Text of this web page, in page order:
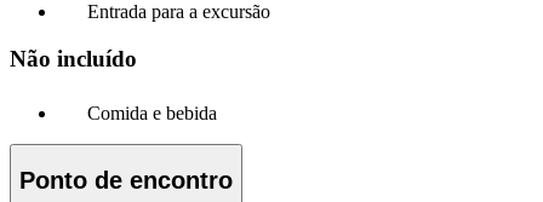
Entrada para a excursão
Não incluído
Comida e bebida
Ponto de encontro